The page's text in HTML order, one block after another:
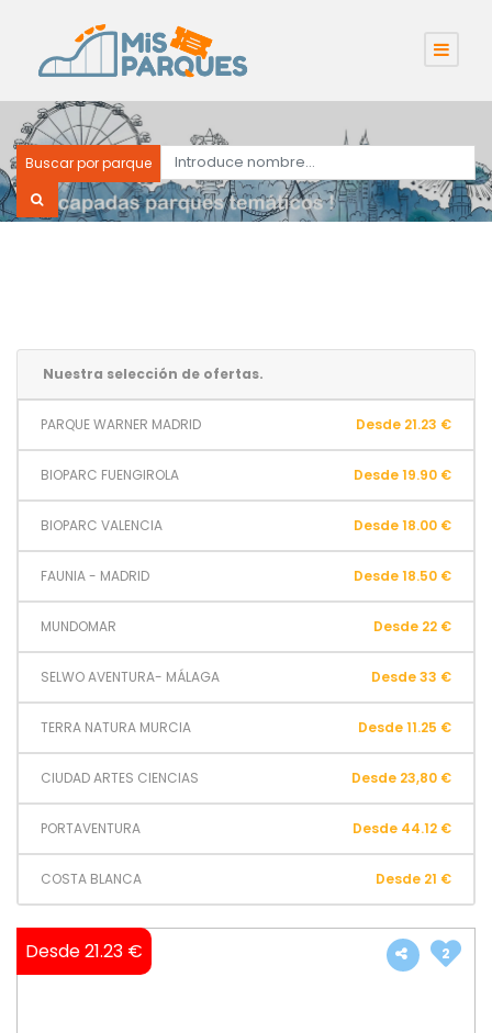
Buscar por parque
Nuestra selección de ofertas.
PARQUE WARNER MADRID Desde 21.23 €
BIOPARC FUENGIROLA Desde 19.90 €
BIOPARC VALENCIA Desde 18.00 €
FAUNIA - MADRID Desde 18.50 €
MUNDOMAR Desde 22 €
SELWO AVENTURA- MÁLAGA Desde 33 €
TERRA NATURA MURCIA Desde 11.25 €
CIUDAD ARTES CIENCIAS Desde 23,80 €
PORTAVENTURA Desde 44.12 €
COSTA BLANCA Desde 21 €
Desde 21.23 € 2